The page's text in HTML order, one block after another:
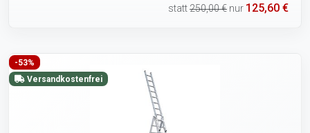
statt250,00 € nur 125,60 €
-53%
Versandkostenfrei